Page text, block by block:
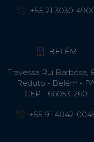
+55 21 3030-
BELÉM
Travessa Rui Barbosa,
Reduto - Belém -
CEP - 66053-260
+55 91 4042-